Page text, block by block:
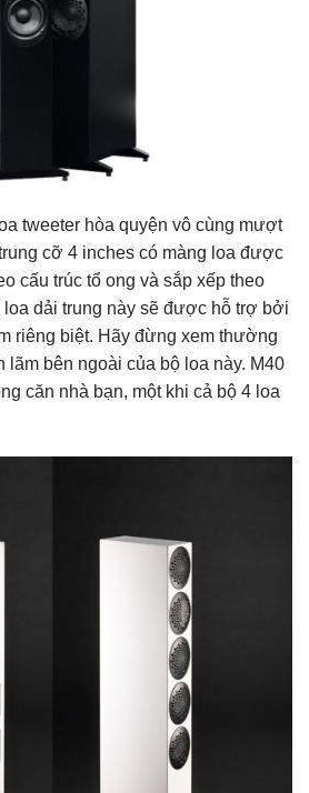
tweeter hòa quyện vô cùng mượt
cỡ 4 inches có màng loa được
cấu trúc tổ ong và sắp xếp theo
loa dải trung này sẽ được hỗ trợ bởi
riêng biệt. Hãy đừng xem thường
lãm bên ngoài của bộ loa này. M40
căn nhà bạn, một khi cả bộ 4 loa